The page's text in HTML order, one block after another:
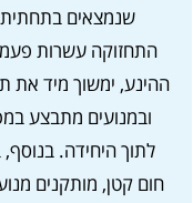
שנמצאים בתחתית
התחזוקה עשרות
ההינע, ימשוך מיד את
ובמנועים מתבצע
לתוך היחידה.
חום קטן, מותקנים